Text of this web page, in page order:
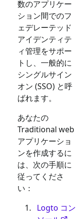
数のアプリケー
ション間でのフ
ェデレーテッド
アイデンティテ
ィ管理をサポー
トし、一般的に
シングルサイン
オン (SSO) と呼
ばれます。
あなたの
Traditional web
アプリケーショ
ンを作成するに
は、次の手順に
従ってくださ
い：
Logto コン